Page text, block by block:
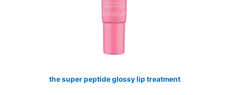
the super peptide glossy lip treatment